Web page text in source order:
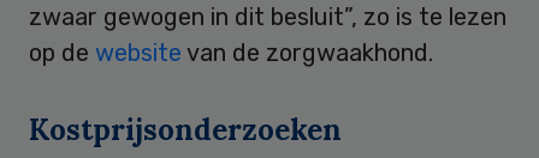
zwaar gewogen in dit besluit”, zo is te lezen
op de website van de zorgwaakhond.
Kostprijsonderzoeken